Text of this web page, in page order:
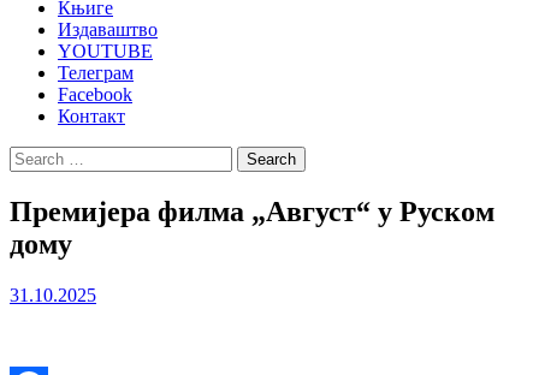
Књиге
Издаваштво
YOUTUBE
Телеграм
Facebook
Контакт
Search
for:
Премијерa филмa „Август“ у Руском
дому
31.10.2025